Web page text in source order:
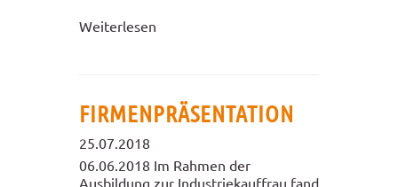
Weiterlesen
FIRMENPRÄSENTATION
25.07.2018
06.06.2018 Im Rahmen der
Ausbildung zur Industriekauffrau fand